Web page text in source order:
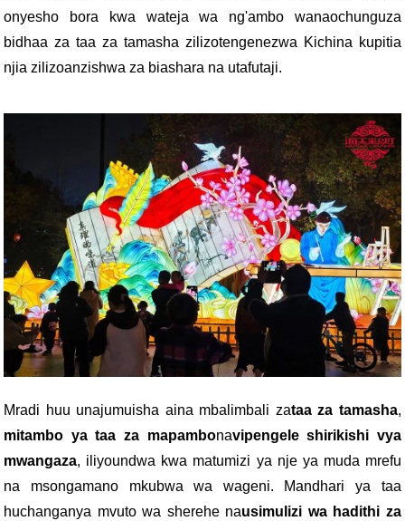
onyesho bora kwa wateja wa ng'ambo wanaochunguza
bidhaa za taa za tamasha zilizotengenezwa Kichina kupitia
njia zilizoanzishwa za biashara na utafutaji.
Mradi huu unajumuisha aina mbalimbali zataa za tamasha,
mitambo ya taa za mapambonavipengele shirikishi vya
mwangaza, iliyoundwa kwa matumizi ya nje ya muda mrefu
na msongamano mkubwa wa wageni. Mandhari ya taa
huchanganya mvuto wa sherehe nausimulizi wa hadithi za